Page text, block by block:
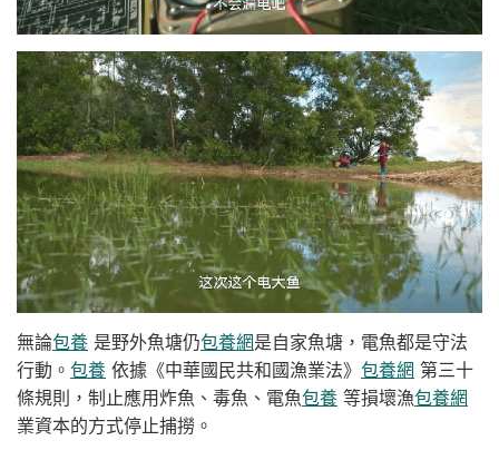
無論包養 是野外魚塘仍包養網是自家魚塘，電魚都是守法
行動。 包養 依據《中華國民共和國漁業法》 包養網 第三十
條規則，制止應用炸魚、毒魚、電魚包養 等損壞漁包養網
業資本的方式停止捕撈。